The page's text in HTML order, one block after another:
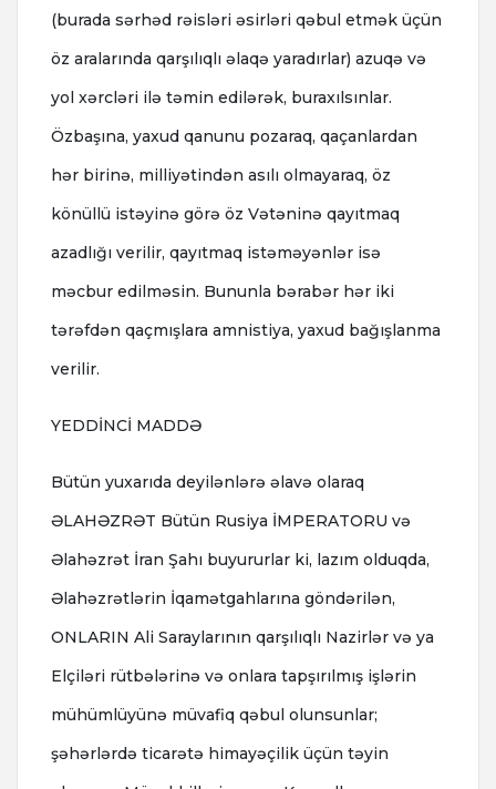
(burada sərhəd rəisləri əsirləri qəbul etmək üçün
öz aralarında qarşılıqlı əlaqə yaradırlar) azuqə və
yol xərcləri ilə təmin edilərək, buraxılsınlar.
Özbaşına, yaxud qanunu pozaraq, qaçanlardan
hər birinə, milliyətindən asılı olmayaraq, öz
könüllü istəyinə görə öz Vətəninə qayıtmaq
azadlığı verilir, qayıtmaq istəməyənlər isə
məcbur edilməsin. Bununla bərabər hər iki
tərəfdən qaçmışlara amnistiya, yaxud bağışlanma
verilir.
YEDDİNCİ MADDƏ
Bütün yuxarıda deyilənlərə əlavə olaraq
ƏLAHƏZRƏT Bütün Rusiya İMPERATORU və
Əlahəzrət İran Şahı buyururlar ki, lazım olduqda,
Əlahəzrətlərin İqamətgahlarına göndərilən,
ONLARIN Ali Saraylarının qarşılıqlı Nazirlər və ya
Elçiləri rütbələrinə və onlara tapşırılmış işlərin
mühümlüyünə müvafiq qəbul olunsunlar;
şəhərlərdə ticarətə himayəçilik üçün təyin